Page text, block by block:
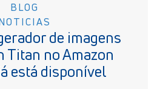
BLOG
de imagens
Titan no Amazon
está disponível